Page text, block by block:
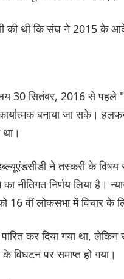
की थी कि संघ ने 2015 के
30 सितंबर, 2016 से पहले
बनाया जा सके।
ने तस्करी के
नीतिगत निर्णय लिया है।
वीं लोकसभा में विचार के
कर दिया गया था,
पर समाप्त हो गया।